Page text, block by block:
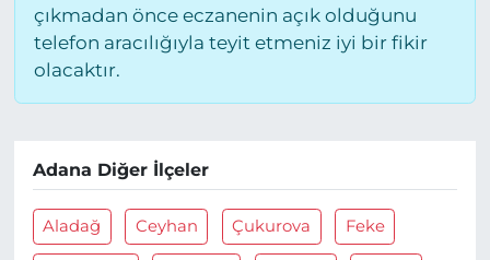
çıkmadan önce eczanenin açık olduğunu
telefon aracılığıyla teyit etmeniz iyi bir fikir
olacaktır.
Adana Diğer İlçeler
Aladağ Ceyhan Çukurova Feke